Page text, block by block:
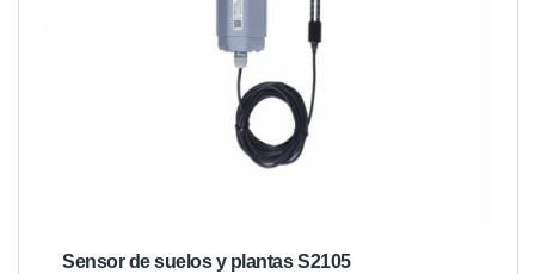
Sensor de suelos y plantas S2105